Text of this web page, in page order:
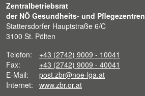
Zentralbetriebsrat
der NÖ Gesundheits- und Pflegezentren
Stattersdorfer Hauptstraße 6/C
3100 St. Pölten
Telefon:
+43 (2742) 9009 - 10041
Fax:
+43 (2742) 9009 - 40041
E-Mail:
post.zbr@noe-lga.at
Internet:
www.zbr.or.at